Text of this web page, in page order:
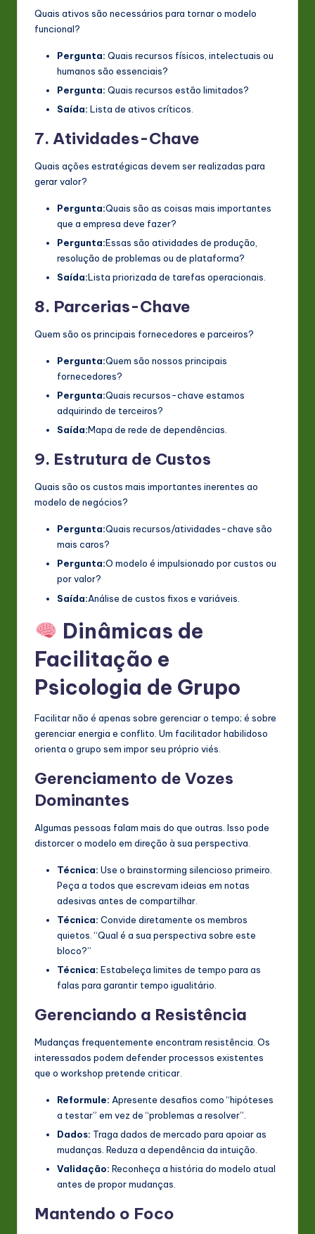
Quais ativos são necessários para tornar o modelo
funcional?
Pergunta: Quais recursos físicos, intelectuais ou
humanos são essenciais?
Pergunta: Quais recursos estão limitados?
Saída: Lista de ativos críticos.
7. Atividades-Chave
Quais ações estratégicas devem ser realizadas para
gerar valor?
Pergunta:Quais são as coisas mais importantes
que a empresa deve fazer?
Pergunta:Essas são atividades de produção,
resolução de problemas ou de plataforma?
Saída:Lista priorizada de tarefas operacionais.
8. Parcerias-Chave
Quem são os principais fornecedores e parceiros?
Pergunta:Quem são nossos principais
fornecedores?
Pergunta:Quais recursos-chave estamos
adquirindo de terceiros?
Saída:Mapa de rede de dependências.
9. Estrutura de Custos
Quais são os custos mais importantes inerentes ao
modelo de negócios?
Pergunta:Quais recursos/atividades-chave são
mais caros?
Pergunta:O modelo é impulsionado por custos ou
por valor?
Saída:Análise de custos fixos e variáveis.
Dinâmicas de
Facilitação e
Psicologia de Grupo
Facilitar não é apenas sobre gerenciar o tempo; é sobre
gerenciar energia e conflito. Um facilitador habilidoso
orienta o grupo sem impor seu próprio viés.
Gerenciamento de Vozes
Dominantes
Algumas pessoas falam mais do que outras. Isso pode
distorcer o modelo em direção à sua perspectiva.
Técnica: Use o brainstorming silencioso primeiro.
Peça a todos que escrevam ideias em notas
adesivas antes de compartilhar.
Técnica: Convide diretamente os membros
quietos. “Qual é a sua perspectiva sobre este
bloco?”
Técnica: Estabeleça limites de tempo para as
falas para garantir tempo igualitário.
Gerenciando a Resistência
Mudanças frequentemente encontram resistência. Os
interessados podem defender processos existentes
que o workshop pretende criticar.
Reformule: Apresente desafios como “hipóteses
a testar” em vez de “problemas a resolver”.
Dados: Traga dados de mercado para apoiar as
mudanças. Reduza a dependência da intuição.
Validação: Reconheça a história do modelo atual
antes de propor mudanças.
Mantendo o Foco